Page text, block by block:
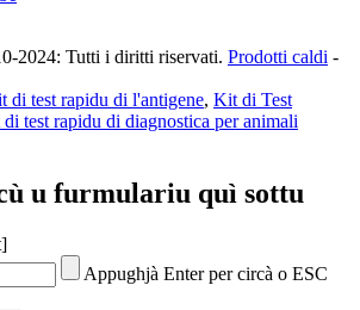
2024: Tutti i diritti riservati. Prodotti caldi -
di test rapidu di l'antigene, Kit di Test
test rapidu di diagnostica per animali
u furmulariu quì sottu
Appughjà Enter per circà o ESC